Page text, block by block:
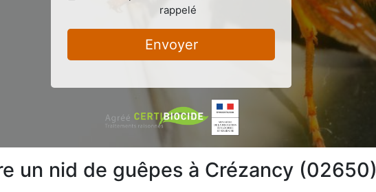
rappelé
Envoyer
un nid de guêpes à Crézancy (02650)